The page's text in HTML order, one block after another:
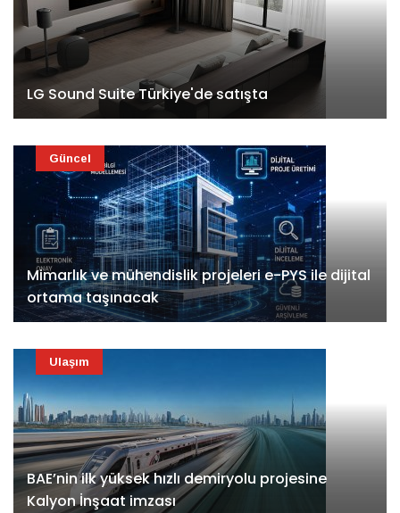
LG Sound Suite Türkiye'de satışta
Mimarlık ve mühendislik projeleri e-PYS ile dijital
ortama taşınacak
Güncel
BAE’nin ilk yüksek hızlı demiryolu projesine
Kalyon İnşaat imzası
Ulaşım